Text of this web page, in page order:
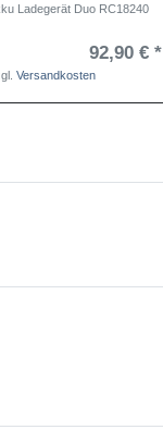
Ladegerät Duo RC18240
92,90 € *
Versandkosten